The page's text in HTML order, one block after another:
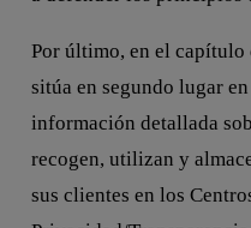
Por último, en el capítulo
sitúa en segundo lugar
información detallada
recogen, utilizan y
sus clientes en los